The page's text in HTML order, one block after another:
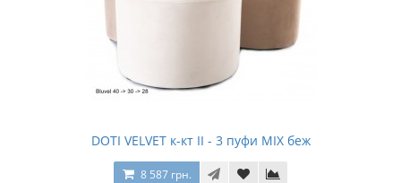
DOTI VELVET к-кт II - 3 пуфи MIX беж
8 587 грн.